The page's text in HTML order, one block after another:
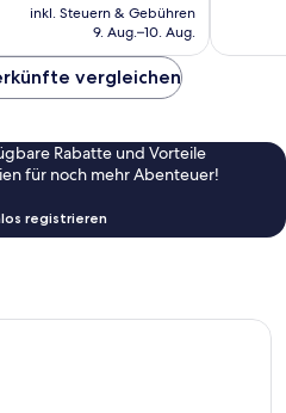
Preis
beträgt
inkl. Steuern & Gebühren
9. Aug.–10. Aug.
vergleichen
Rabatte und Vorteile
für noch mehr Abenteuer!
registrieren